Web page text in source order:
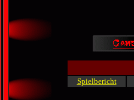
Spielbericht